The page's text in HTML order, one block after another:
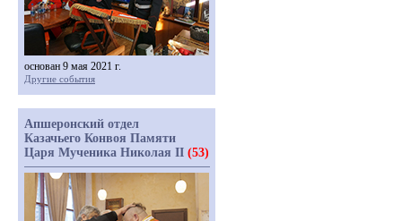
основан 9 мая 2021 г.
Другие события
Апшеронский отдел
Казачьего Конвоя Памяти
Царя Мученика Николая II (53)